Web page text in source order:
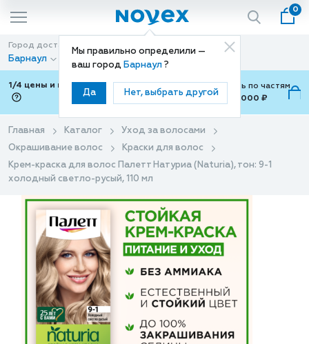
Мы правильно определили —
ваш город Барнаул ?
Да Нет, выбрать другой
0
Город доставки
Барнаул
Способ доставки
Доставка
1/4 цены и покупки ваши с Подели
Можно оплатить по частям
от 700 ₽ до 15,000 ₽
Главная Каталог
Уход за волосами
Окрашивание волос
Краски для волос
Крем-краска для волос Палетт Натуриа (Naturia), тон: 9-1
холодный светло-русый, 110 мл